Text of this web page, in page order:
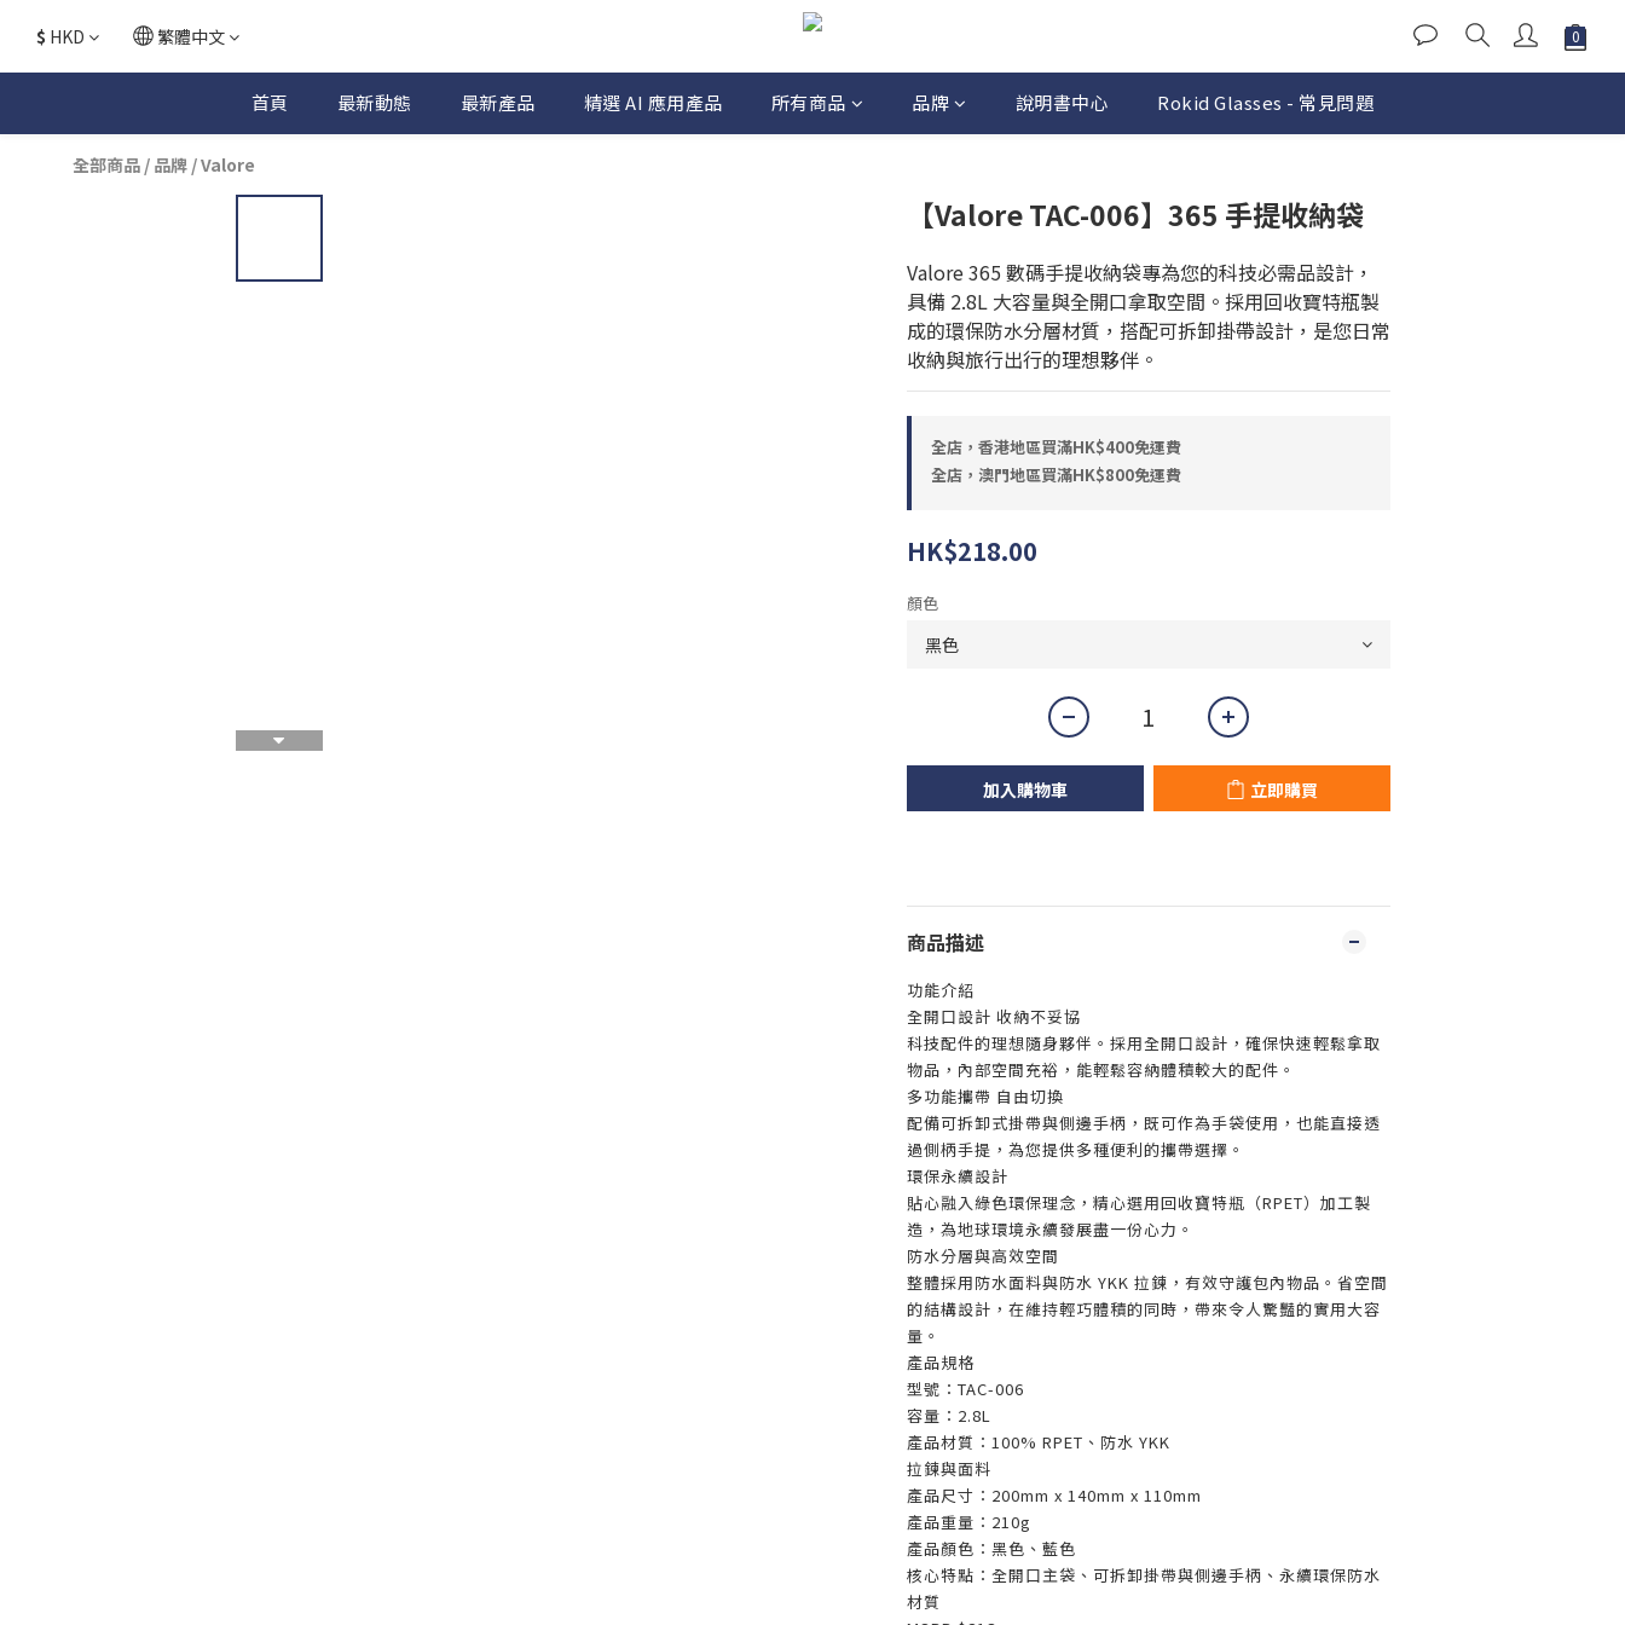
$ HKD 繁體中文
首頁 最新動態 最新產品 精選 AI 應用產品 所有商品 品牌 說明書中心 Rokid Glasses - 常見問題
全部商品 / 品牌 /Valore
【Valore TAC-006】365 手提收納袋
Valore 365 數碼手提收納袋專為您的科技必需品設計，
具備 2.8L 大容量與全開口拿取空間。採用回收寶特瓶製
成的環保防水分層材質，搭配可拆卸掛帶設計，是您日常
收納與旅行出行的理想夥伴。
全店，香港地區買滿HK$400免運費
全店，澳門地區買滿HK$800免運費
HK$218.00
顏色
加入購物車 立即購買
商品描述
功能介紹
全開口設計 收納不妥協
科技配件的理想隨身夥伴。採用全開口設計，確保快速輕鬆拿取
物品，內部空間充裕，能輕鬆容納體積較大的配件。
多功能攜帶 自由切換
配備可拆卸式掛帶與側邊手柄，既可作為手袋使用，也能直接透
過側柄手提，為您提供多種便利的攜帶選擇。
環保永續設計
貼心融入綠色環保理念，精心選用回收寶特瓶（RPET）加工製
造，為地球環境永續發展盡一份心力。
防水分層與高效空間
整體採用防水面料與防水 YKK 拉鍊，有效守護包內物品。省空間
的結構設計，在維持輕巧體積的同時，帶來令人驚豔的實用大容
量。
產品規格
型號：TAC-006
容量：2.8L
產品材質：100% RPET、防水 YKK
拉鍊與面料
產品尺寸：200mm x 140mm x 110mm
產品重量：210g
產品顏色：黑色、藍色
核心特點：全開口主袋、可拆卸掛帶與側邊手柄、永續環保防水
材質